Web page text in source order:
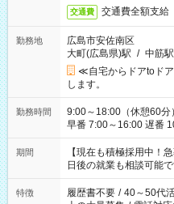
交通費 交通費全額支給
勤務地
広島市安佐南区
大町(広島県)駅 / 中筋駅
≪自宅からドアtoド
します。
勤務時間
9:00～18:00（休憩60分） ■ご希望があれば下記シフトも
早番 7:00～16:00 遅番 10:00～19:00 「
い」 「余裕を持って夕
たくない」 など、ご希望を教
の方へ 今ご覧のお仕事
の勤務時間。 合計で週
期間
【現在も積極採用中！
日後の就業も相談可能で
特徴 履歴書不要 / 40～50代